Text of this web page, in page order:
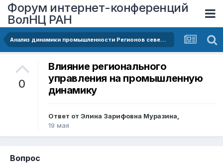
Форум интернет-конференций
ВолНЦ РАН
Анализ динамики промышленности Регионов северо-запада россии
0
Влияние регионального
управления на промышленную
динамику
Ответ от Элина Зарифовна Муразина,
19 мая
Вопрос